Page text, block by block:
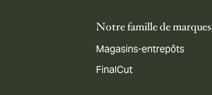
Notre famille de marques
Magasins-entrepôts
FinalCut